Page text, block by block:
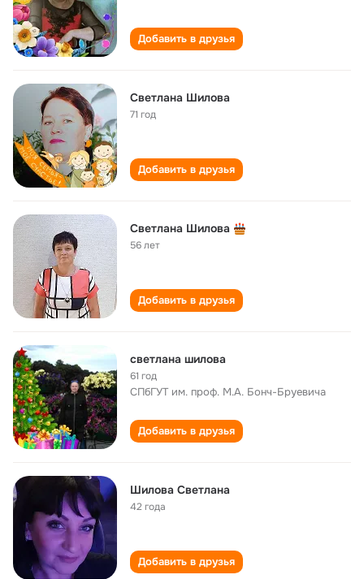
Добавить в друзья
Светлана Шилова
71 год
Добавить в друзья
Светлана Шилова
56 лет
Добавить в друзья
светлана шилова
61 год
СПбГУТ им. проф. М.А. Бонч-Бруевича
Добавить в друзья
Шилова Светлана
42 года
Добавить в друзья